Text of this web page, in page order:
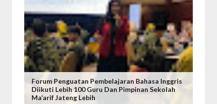
Forum Penguatan Pembelajaran Bahasa Inggris
Diikuti Lebih 100 Guru Dan Pimpinan Sekolah
Ma’arif Jateng Lebih